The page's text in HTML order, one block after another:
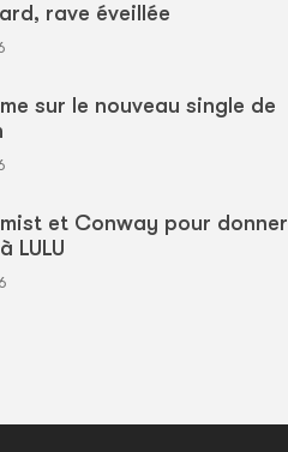
rave éveillée
sur le nouveau single de
et Conway pour donner
LULU